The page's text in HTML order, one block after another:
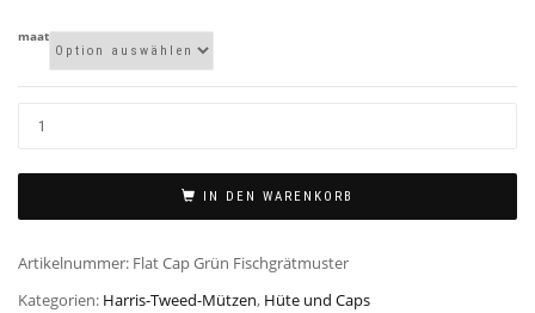
maat
IN DEN WARENKORB
Artikelnummer: Flat Cap Grün Fischgrätmuster
Kategorien: Harris-Tweed-Mützen, Hüte und Caps